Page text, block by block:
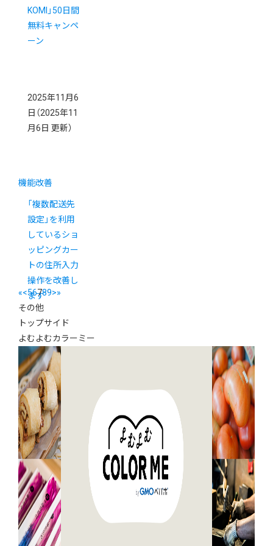
KOMI」50日間
無料キャンペ
ーン
2025年11月6
日 （2025年11
月6日 更新）
機能改善
「複数配送先
設定」を利用
しているショ
ッピングカー
トの住所入力
操作を改善し
ます
«<56789>»
その他
トップサイド
よむよむカラーミー